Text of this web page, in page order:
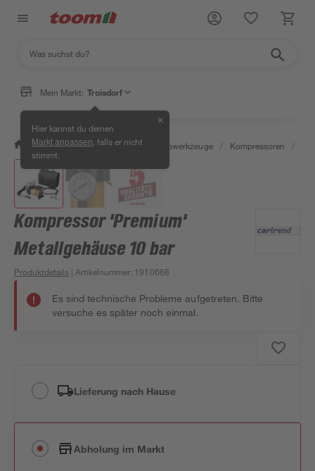
Mein Markt: Troisdorf
Hier kannst du deinen
Markt anpassen , falls er nicht
stimmt.
✕
/ Werkstatt & Maschinen / Elektrowerkzeuge / Kompressoren /
Kompressor 'Premium'
Metallgehäuse 10 bar
Produktdetails | Artikelnummer: 1910668
Es sind technische Probleme aufgetreten. Bitte
versuche es später noch einmal.
Lieferung nach Hause
Abholung im Markt